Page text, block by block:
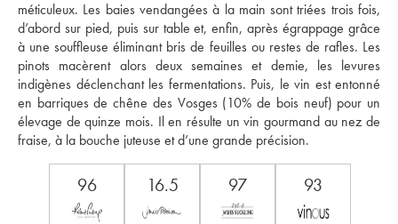
méticuleux. Les baies vendangées à la main sont triées trois fois,
d’abord sur pied, puis sur table et, enfin, après égrappage grâce
à une souffleuse éliminant bris de feuilles ou restes de rafles. Les
pinots macèrent alors deux semaines et demie, les levures
indigènes déclenchant les fermentations. Puis, le vin est entonné
en barriques de chêne des Vosges (10% de bois neuf) pour un
élevage de quinze mois. Il en résulte un vin gourmand au nez de
fraise, à la bouche juteuse et d’une grande précision.
96 16.5 97 93